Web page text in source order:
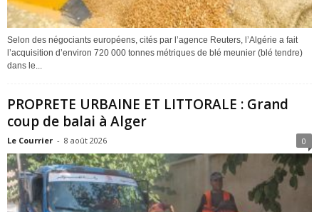
Selon des négociants européens, cités par l’agence Reuters, l’Algérie a fait
l’acquisition d’environ 720 000 tonnes métriques de blé meunier (blé tendre)
dans le...
PROPRETE URBAINE ET LITTORALE : Grand
coup de balai à Alger
Le Courrier - 8 août 2026 0